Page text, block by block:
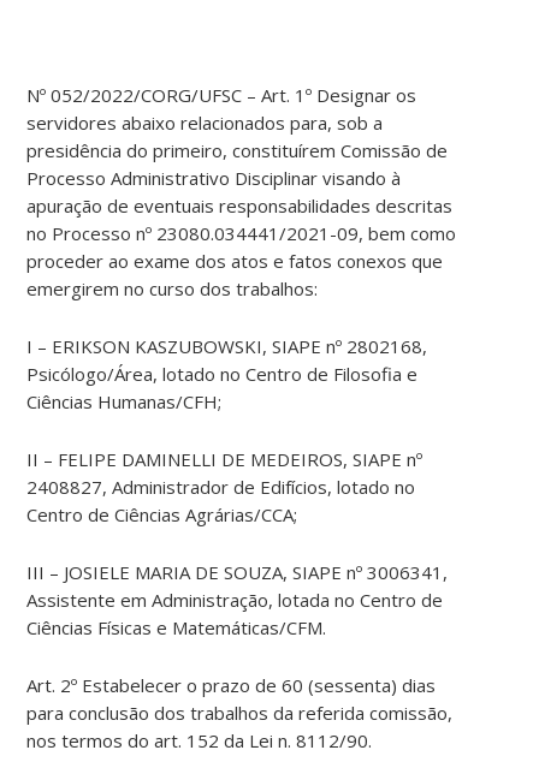
Nº 052/2022/CORG/UFSC – Art. 1º Designar os
servidores abaixo relacionados para, sob a
presidência do primeiro, constituírem Comissão de
Processo Administrativo Disciplinar visando à
apuração de eventuais responsabilidades descritas
no Processo nº 23080.034441/2021-09, bem como
proceder ao exame dos atos e fatos conexos que
emergirem no curso dos trabalhos:
I – ERIKSON KASZUBOWSKI, SIAPE nº 2802168,
Psicólogo/Área, lotado no Centro de Filosofia e
Ciências Humanas/CFH;
II – FELIPE DAMINELLI DE MEDEIROS, SIAPE nº
2408827, Administrador de Edifícios, lotado no
Centro de Ciências Agrárias/CCA;
III – JOSIELE MARIA DE SOUZA, SIAPE nº 3006341,
Assistente em Administração, lotada no Centro de
Ciências Físicas e Matemáticas/CFM.
Art. 2º Estabelecer o prazo de 60 (sessenta) dias
para conclusão dos trabalhos da referida comissão,
nos termos do art. 152 da Lei n. 8112/90.